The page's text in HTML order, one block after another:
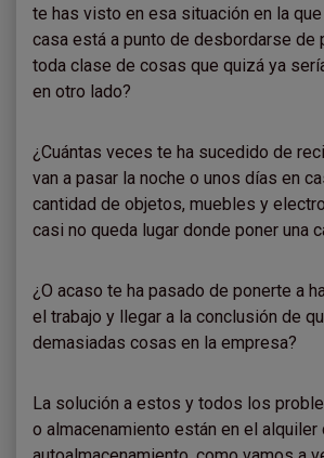
te has visto en esa situación en la
casa está a punto de desbordarse de
toda clase de cosas que quizá ya
en otro lado?
¿Cuántas veces te ha sucedido de
van a pasar la noche o unos días en
cantidad de objetos, muebles y
casi no queda lugar donde poner una
¿O acaso te ha pasado de ponerte a
el trabajo y llegar a la conclusión de
demasiadas cosas en la empresa?
La solución a estos y todos los
o almacenamiento están en el